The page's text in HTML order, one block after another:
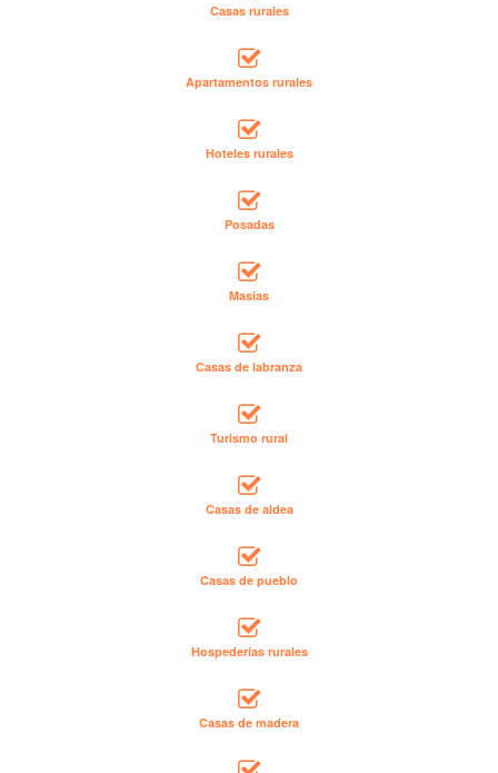
Casas rurales
Apartamentos rurales
Hoteles rurales
Posadas
Masías
Casas de labranza
Turismo rural
Casas de aldea
Casas de pueblo
Hospederías rurales
Casas de madera